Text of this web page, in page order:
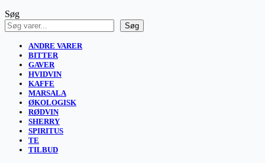
Søg
Søg
ANDRE VARER
BITTER
GAVER
HVIDVIN
KAFFE
MARSALA
ØKOLOGISK
RØDVIN
SHERRY
SPIRITUS
TE
TILBUD